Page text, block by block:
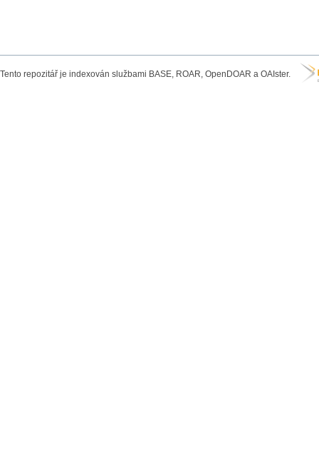
Tento repozitář je indexován službami BASE, ROAR, OpenDOAR a OAIster.